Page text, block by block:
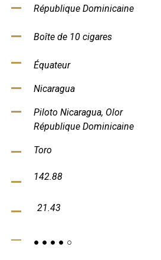
République Dominicaine
Boîte de 10 cigares
Équateur
Nicaragua
Piloto Nicaragua, Olor
République Dominicaine
Toro
142.88
21.43
● ● ● ● ○